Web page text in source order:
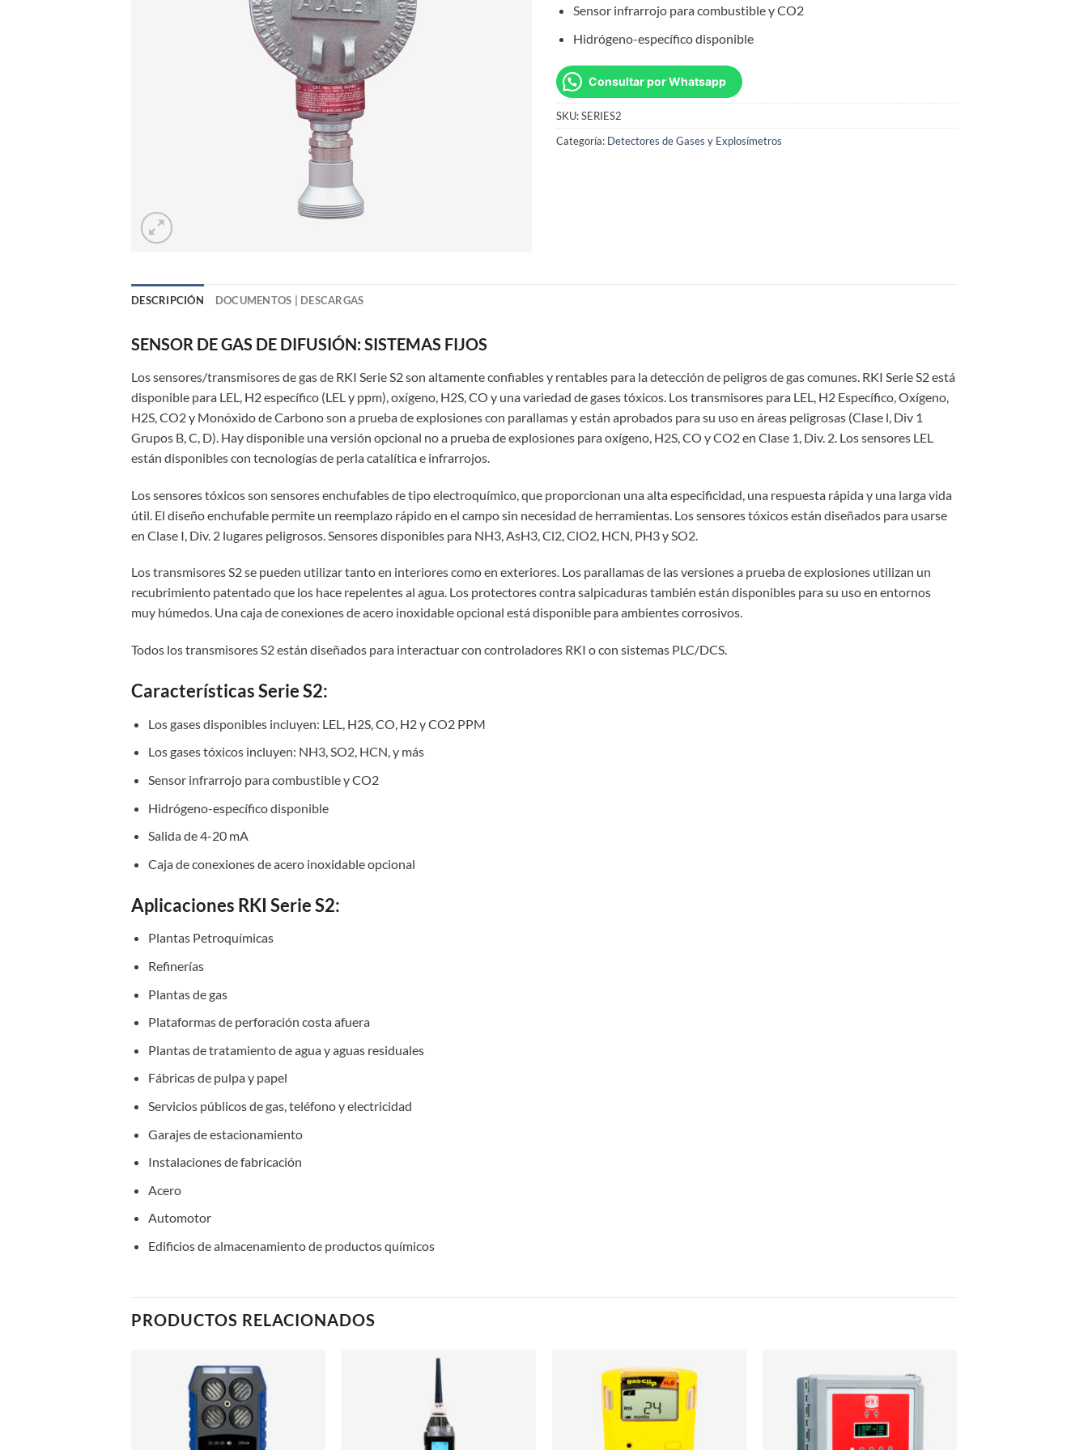
Sensor infrarrojo para combustible y CO2
Hidrógeno-específico disponible
Consultar por Whatsapp
SKU:SERIES2
Categoría: Detectores de Gases y Explosímetros
DESCRIPCIÓN DOCUMENTOS | DESCARGAS
SENSOR DE GAS DE DIFUSIÓN: SISTEMAS FIJOS
Los sensores/transmisores de gas de RKI Serie S2 son altamente confiables y rentables para la detección de peligros de gas comunes. RKI Serie S2 está
disponible para LEL, H2 específico (LEL y ppm), oxígeno, H2S, CO y una variedad de gases tóxicos. Los transmisores para LEL, H2 Específico, Oxígeno,
H2S, CO2 y Monóxido de Carbono son a prueba de explosiones con parallamas y están aprobados para su uso en áreas peligrosas (Clase l, Div 1
Grupos B, C, D). Hay disponible una versión opcional no a prueba de explosiones para oxígeno, H2S, CO y CO2 en Clase 1, Div. 2. Los sensores LEL
están disponibles con tecnologías de perla catalítica e infrarrojos.
Los sensores tóxicos son sensores enchufables de tipo electroquímico, que proporcionan una alta especificidad, una respuesta rápida y una larga vida
útil. El diseño enchufable permite un reemplazo rápido en el campo sin necesidad de herramientas. Los sensores tóxicos están diseñados para usarse
en Clase I, Div. 2 lugares peligrosos. Sensores disponibles para NH3, AsH3, Cl2, ClO2, HCN, PH3 y SO2.
Los transmisores S2 se pueden utilizar tanto en interiores como en exteriores. Los parallamas de las versiones a prueba de explosiones utilizan un
recubrimiento patentado que los hace repelentes al agua. Los protectores contra salpicaduras también están disponibles para su uso en entornos
muy húmedos. Una caja de conexiones de acero inoxidable opcional está disponible para ambientes corrosivos.
Todos los transmisores S2 están diseñados para interactuar con controladores RKI o con sistemas PLC/DCS.
Características Serie S2:
Los gases disponibles incluyen: LEL, H2S, CO, H2 y CO2 PPM
Los gases tóxicos incluyen: NH3, SO2, HCN, y más
Sensor infrarrojo para combustible y CO2
Hidrógeno-específico disponible
Salida de 4-20 mA
Caja de conexiones de acero inoxidable opcional
Aplicaciones RKI Serie S2:
Plantas Petroquímicas
Refinerías
Plantas de gas
Plataformas de perforación costa afuera
Plantas de tratamiento de agua y aguas residuales
Fábricas de pulpa y papel
Servicios públicos de gas, teléfono y electricidad
Garajes de estacionamiento
Instalaciones de fabricación
Acero
Automotor
Edificios de almacenamiento de productos químicos
PRODUCTOS RELACIONADOS